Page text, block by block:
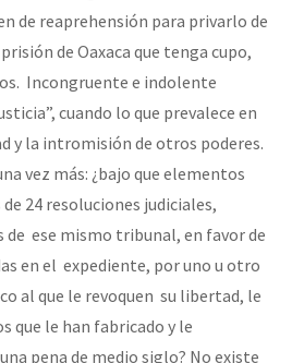
de reaprehensión para privarlo de
de Oaxaca que tenga cupo,
Incongruente e indolente
cuando lo que prevalece en
y la intromisión de otros poderes.
vez más: ¿bajo que elementos
24 resoluciones judiciales,
de ese mismo tribunal, en favor de
en el expediente, por uno u otro
al que le revoquen su libertad, le
que le han fabricado y le
pena de medio siglo? No existe